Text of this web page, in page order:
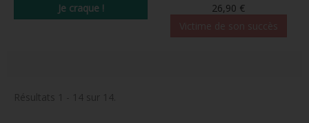
Je craque !
26,90 €
Résultats 1 - 14 sur 14.